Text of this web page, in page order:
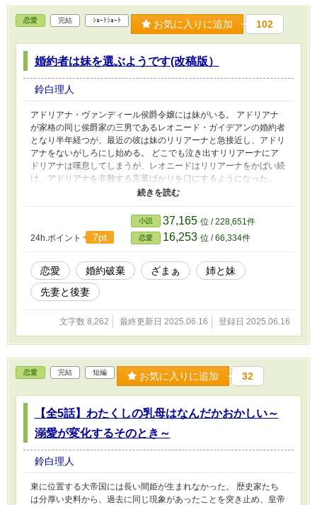
恋愛 完結 ｼｮｰﾄｼｮｰﾄ お気に入りに追加 102
婚約者は妹を選ぶようです(改稿版）
鈴白理人
アドリアナ・ヴァンディール侯爵令嬢には妹がいる。 アドリアナ
が家格の同じ侯爵家の三男であるレオニード・ガイデアンの婚約者
となり半年経つが、最近の彼は妹のリリアーナと急接近し、アドリ
アナをないがしろにし始める。 どこでも泣き出すリリアーナにア
ドリアナは嘆息してしまうが、レオニードはリリアーナをかばい続
け、アドリアナを非難する言葉ばかりを口にするようになった。
リリアーナのデビュタント会場で、とうとうそれは起こるべくして
婚約を破棄して、妹のリリアーナ・ヴァンディールと婚約を結び直
す！」 宜しいのでしょうか、レオニード・ガイデアン侯爵令息？
その妹は──
24h.ポイント 7pt
小説 37,165 位 / 228,651件
恋愛 16,253 位 / 66,334件
恋愛 婚約破棄 ざまぁ
姉と妹
先妻と後妻
文字数 8,262 最終更新日 2025.06.16 登録日 2025.06.16
恋愛 完結 短編 お気に入りに追加 32
【全5話】わたくしの乳母はなんだかおかしい～
溺愛が変化するそのとき～
鈴白理人
東に位置する大帝国には長い間姫が生まれなかった。 歴史家たち
は分厚い史料から、過去に同じ現象があったことを突き止め、皇帝